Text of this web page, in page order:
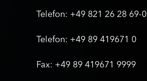
Telefon: +49 821 26 28 69-0
Telefon: +49 89 419671 0
Fax: +49 89 419671 9999